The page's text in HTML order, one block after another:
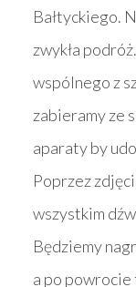
Bałtyckiego.
zwykła
wspólnego z
zabieramy ze
aparaty by
Poprzez
wszystkim
Będziemy
a po powrocie